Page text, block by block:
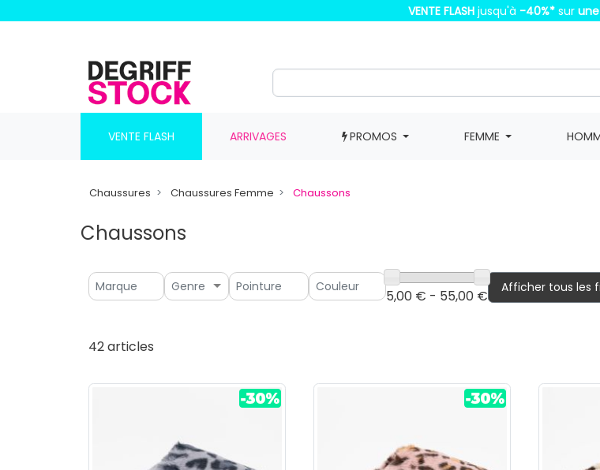
VENTE FLASH jusqu'à -40%* sur
VENTE FLASH ARRIVAGES PROMOS FEMME
Chaussures Chaussures Femme Chaussons
Chaussons
Genre
5,00 € - 55,00 €
Afficher tous les
42 articles